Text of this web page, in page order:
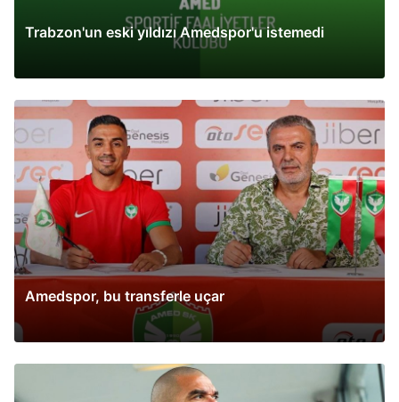
Trabzon'un eski yıldızı Amedspor'u istemedi
Amedspor, bu transferle uçar